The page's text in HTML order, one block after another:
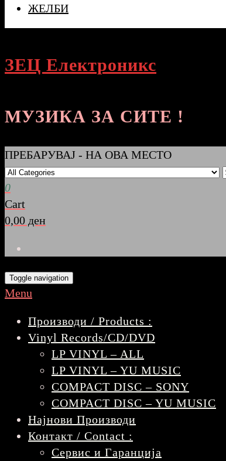
ЖЕЛБИ
ЗЕЦ Електроникс
МУЗИКА ЗА СИТЕ !
ПРЕБАРУВАЈ - НА ОВА МЕСТО
0
Cart
0,00 ден
Toggle navigation
Menu
Производи / Products :
Vinyl Records/CD/DVD
LP VINYL – ALL
LP VINYL – YU MUSIC
COMPACT DISC – SONY
COMPACT DISC – YU MUSIC
Најнови Производи
Контакт / Contact :
Сервис и Гаранција